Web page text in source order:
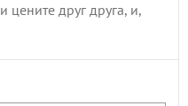
цените друг друга, и,